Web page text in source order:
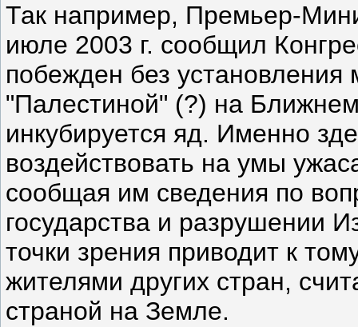
Так например, Премьер-
июле 2003 г. сообщил
побежден без
"Палестиной" (?) на
инкубируется яд. Именно
воздействовать на умы
сообщая им сведения по
государства и разрушении
точки зрения приводит к
жителями других стран,
страной на Земле.